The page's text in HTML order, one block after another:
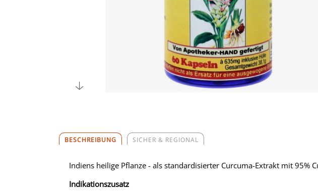
BESCHREIBUNG SICHER & REGIONAL
Indiens heilige Pflanze - als standardisierter Curcuma-Extrakt mit
Indikationszusatz